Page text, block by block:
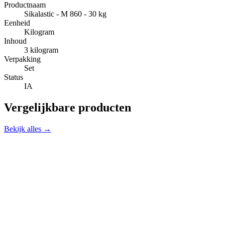
Productnaam
Sikalastic - M 860 - 30 kg
Eenheid
Kilogram
Inhoud
3 kilogram
Verpakking
Set
Status
IA
Vergelijkbare producten
Bekijk alles →